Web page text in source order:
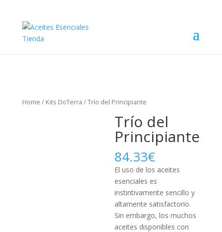
Home / Kits DoTerra / Trío del Principiante
Trío del
Principiante
84.33€
El uso de los aceites
esenciales es
instintivamente sencillo y
altamente satisfactorio.
Sin embargo, los muchos
aceites disponibles con